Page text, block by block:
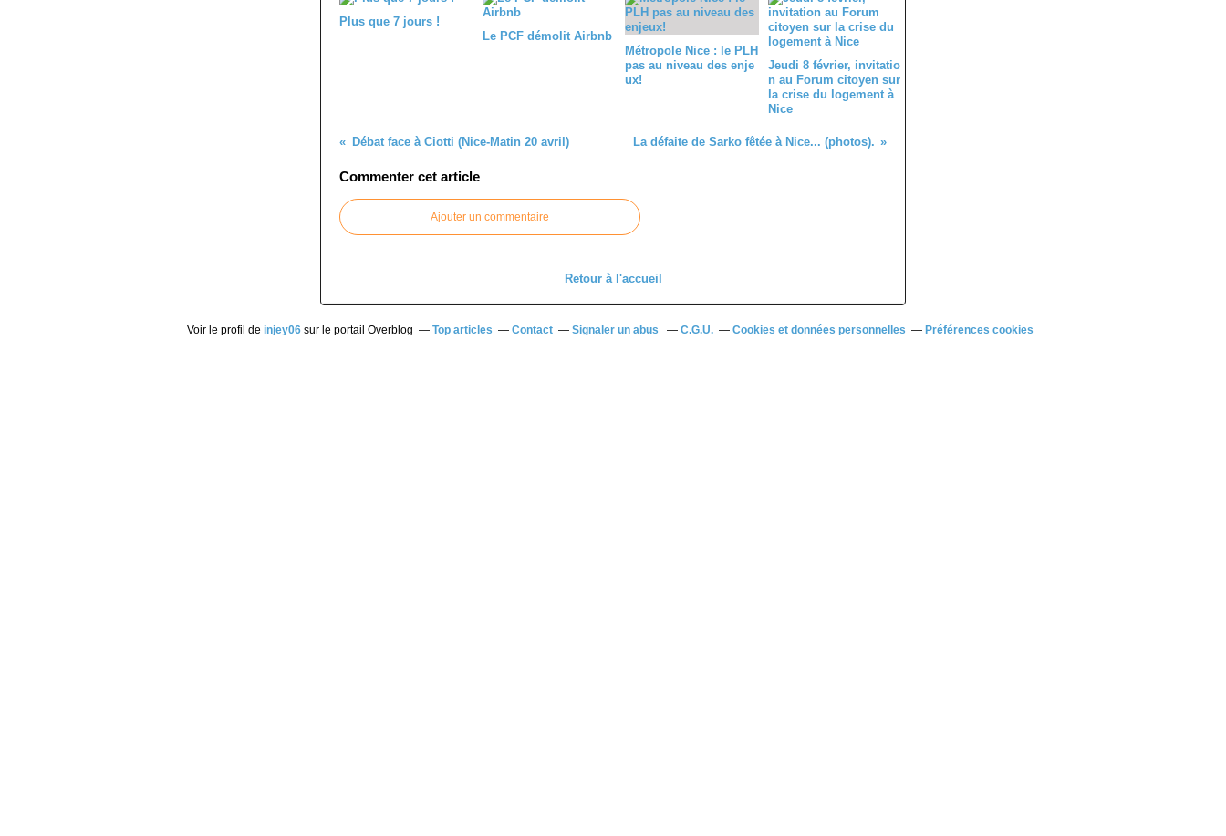
Plus que 7 jours !
Le PCF démolit Airbnb
Métropole Nice : le PLH
pas au niveau des enje
ux!
Jeudi 8 février, invitatio
n au Forum citoyen sur
la crise du logement à
Nice
Débat face à Ciotti (Nice-Matin 20 avril) La défaite de Sarko fêtée à Nice... (photos).
Commenter cet article
Ajouter un commentaire
Retour à l'accueil
Voir le profil de injey06 sur le portail Overblog Top articles Contact Signaler un abus C.G.U. Cookies et données personnelles Préférences cookies